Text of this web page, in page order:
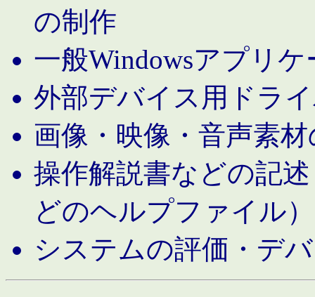
の制作
一般Windowsアプリ
外部デバイス用ドラ
画像・映像・音声素
操作解説書などの記
どのヘルプファイル）
システムの評価・デ